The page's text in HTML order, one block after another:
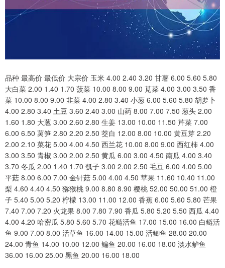
品种 最高价 最低价 大宗价 玉米 4.00 2.40 3.20 甘薯 6.00 5.60 5.80
大白菜 2.00 1.40 1.70 菠菜 10.00 8.00 9.00 苋菜 4.00 3.00 3.50 香
菜 10.00 8.00 9.00 韭菜 4.00 2.80 3.40 小葱 6.00 5.60 5.80 胡萝卜
4.00 2.80 3.40 土豆 3.60 2.40 3.00 山药 8.00 7.00 7.50 葱头 2.00
1.60 1.80 大葱 3.00 2.60 2.80 生姜 13.00 10.00 11.50 芹菜 7.00
6.00 6.50 莴笋 2.80 2.20 2.50 茭白 12.00 8.00 10.00 黄豆芽 2.20
2.00 2.10 菜花 5.00 4.00 4.50 西兰花 10.00 8.00 9.00 西红柿 4.00
3.00 3.50 青椒 3.00 2.00 2.50 黄瓜 6.00 3.00 4.50 南瓜 4.00 3.40
3.70 冬瓜 2.00 1.40 1.70 瓠子 3.00 2.00 2.50 毛豆 6.00 4.00 5.00
平菇 8.00 6.00 7.00 金针菇 5.00 4.00 4.50 苹果 11.60 10.40 11.00
梨 4.60 4.40 4.50 猕猴桃 9.00 8.80 8.90 樱桃 52.00 50.00 51.00 橙
子 5.40 5.00 5.20 柠檬 13.00 11.00 12.00 香蕉 6.00 5.60 5.80 芒果
7.40 7.00 7.20 火龙果 8.00 7.80 7.90 香瓜 5.80 5.20 5.50 西瓜 4.40
4.00 4.20 哈密瓜 5.80 5.60 5.70 花鲢活鱼 17.00 15.00 16.00 白鲢活
鱼 9.00 7.00 8.00 活草鱼 16.00 14.00 15.00 活鲫鱼 28.00 20.00
24.00 青鱼 14.00 10.00 12.00 鳊鱼 20.00 16.00 18.00 淡水鲈鱼
36.00 16.00 25.00 黑鱼 20.00 16.00 18.00